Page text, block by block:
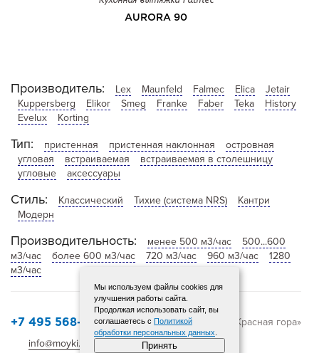
AURORA 90
Производитель: Lex Maunfeld Falmec Elica
Jetair
Kuppersberg
Elikor Smeg Franke Faber Teka
History
Evelux
Korting
Тип: пристенная пристенная наклонная
островная
угловая
встраиваемая
встраиваемая в столешницу
угловые
аксессуары
Стиль: Классический Тихие (система NRS)
Кантри
Модерн
Производительность: менее 500 м3/час
500...600
м3/час
более 600 м3/час 720 м3/час 960 м3/час
1280
м3/час
+7 495 568-12-72
© 2015-2025 «Красная гора»
info@moyki.ru
Карта сайта
Мы используем файлы cookies для
улучшения работы сайта.
Продолжая использовать сайт, вы
соглашаетесь с Политикой
обработки персональных данных
Принять